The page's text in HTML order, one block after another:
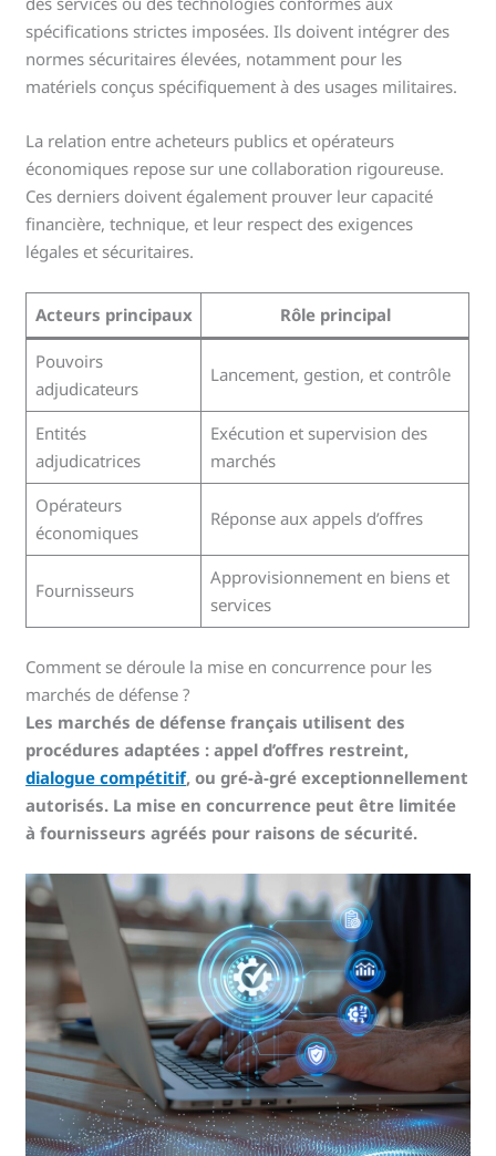
spécifications strictes imposées. Ils doivent intégrer des
normes sécuritaires élevées, notamment pour les
matériels conçus spécifiquement à des usages militaires.
La relation entre acheteurs publics et opérateurs
économiques repose sur une collaboration rigoureuse.
Ces derniers doivent également prouver leur capacité
financière, technique, et leur respect des exigences
légales et sécuritaires.
Acteurs principaux Rôle principal
Pouvoirs
adjudicateurs
Lancement, gestion, et contrôle
Entités
adjudicatrices
Exécution et supervision des
marchés
Opérateurs
économiques
Réponse aux appels d’offres
Fournisseurs
Approvisionnement en biens et
services
Comment se déroule la mise en concurrence pour les
marchés de défense ?
Les marchés de défense français utilisent des
procédures adaptées : appel d’offres restreint,
dialogue compétitif, ou gré-à-gré exceptionnellement
autorisés. La mise en concurrence peut être limitée
à fournisseurs agréés pour raisons de sécurité.